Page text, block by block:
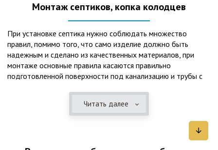
вод – самый эффективный способ из всех существующих
оборудования вода может применяться для хозяйственных
нужд и полива огорода, а остатки ила при чистке могут
стать эффективным удобрением. Нет необходимости
тратить средства на ассенизаторскую машину. Системы
монтируются при минимуме земляных работ, без грязи и
заезда крупной техники, даже при очень высоком уровне
грунтовых вод. Служат до 50 и более лет при уникальной
необходимо удалять ил, самостоятельно или с помощью
Монтаж септиков, копка колодцев
При установке септика нужно соблюдать множество
правил, помимо того, что само изделие должно быть
надежным и сделано из качественных материалов, при
монтаже основные правила касаются правильно
подготовленной поверхности под канализацию и трубы с
Мы установим Вам емкости для фильтрации и отстаивания
сточных вод по технологиям, не приводящим к загрязнению
Читать далее